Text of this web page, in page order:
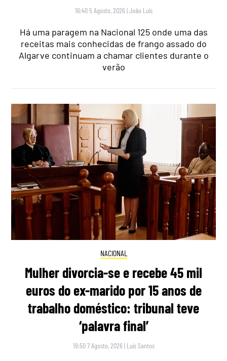
16:40 5 Agosto, 2026 |João Luís
Há uma paragem na Nacional 125 onde uma das
receitas mais conhecidas de frango assado do
Algarve continuam a chamar clientes durante o
verão
NACIONAL
Mulher divorcia-se e recebe 45 mil
euros do ex-marido por 15 anos de
trabalho doméstico: tribunal teve
‘palavra final’
19:50 7 Agosto, 2026 | Luís Santos